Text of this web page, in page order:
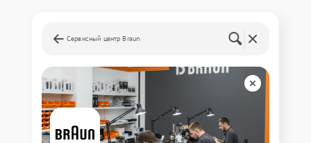
Сервисный центр Braun